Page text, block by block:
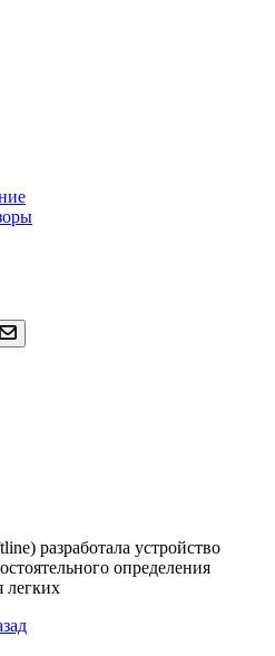
разработала устройство
определения
легких